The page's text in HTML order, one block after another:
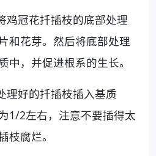
鸡冠花扦插枝的底部处理
和花芽。然后将底部处理
中，并促进根系的生长。
理好的扦插枝插入基质
1/2左右，注意不要插得太
枝腐烂。